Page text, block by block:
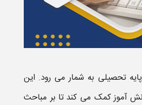
تحصیلی به شمار می رود. این
آموز کمک می کند تا بر مباحث